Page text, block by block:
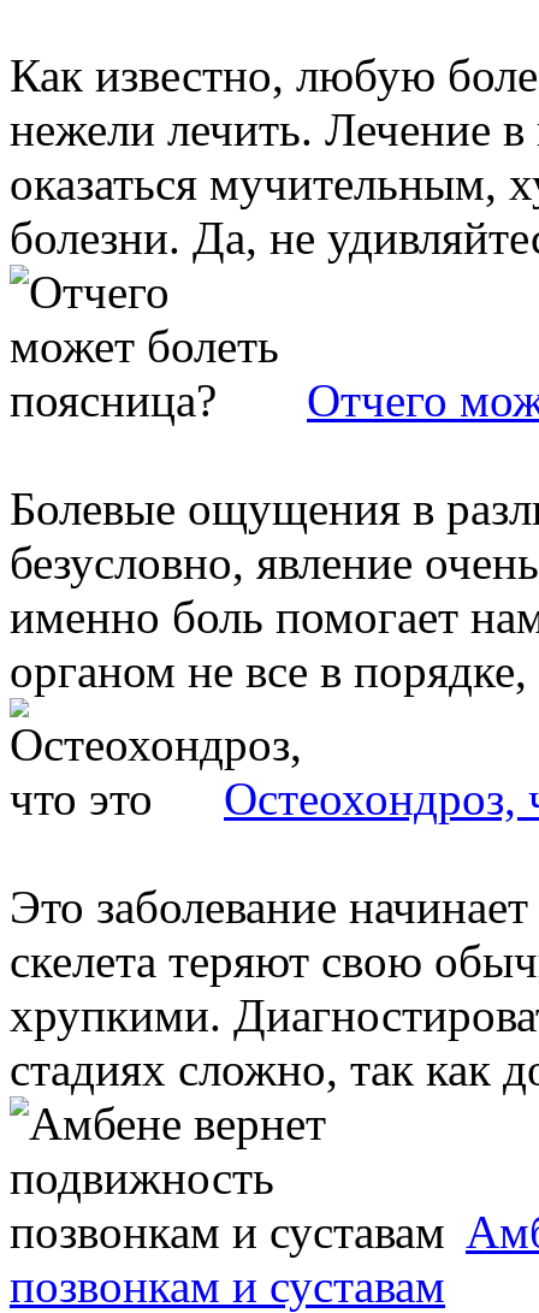
Как известно, любую
нежели лечить. Лечение
оказаться мучительным,
болезни. Да, не
Отчего
Болевые ощущения в
безусловно, явление
именно боль помогает
органом не все в
Остеохондроз,
Это заболевание
скелета теряют свою
хрупкими.
стадиях сложно, так как
позвонкам и суставам